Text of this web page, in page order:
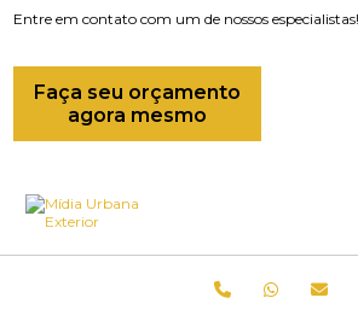
Entre em contato com um de nossos especialistas!
Faça seu orçamento
agora mesmo